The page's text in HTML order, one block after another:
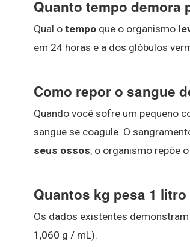
Quanto tempo demora
Qual o tempo que o organismo
em 24 horas e a dos glóbulos
Como repor o sangue
Quando você sofre um pequeno
sangue se coagule. O
seus ossos, o organismo repõe
Quantos kg pesa 1
Os dados existentes demonstram
1,060 g / mL).